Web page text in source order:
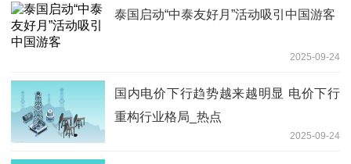
泰国启动“中泰友好月”活动吸引中国游客
2025-09-24
国内电价下行趋势越来越明显 电价下行
重构行业格局_热点
2025-09-24